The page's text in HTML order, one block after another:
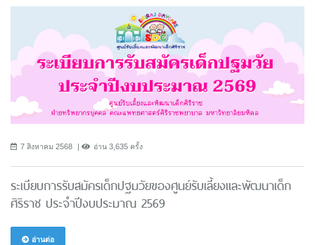
7 สิงหาคม 2568 อ่าน 3,635 ครั้ง
ระเบียบการรับสมัครเด็กปฐมวัยของศูนย์รับเลี้ยงและพัฒนาเด็ก
ศิริราช ประจำปีงบประมาณ 2569
อ่านต่อ